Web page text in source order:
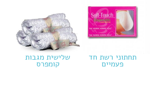
תחתוני רשת חד
פעמיים
שלישית מגבות
קומפרס